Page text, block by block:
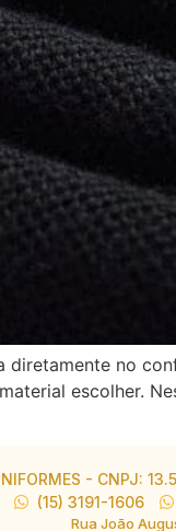
diretamente no
escolher.
- CNPJ:
(15) 3191-1606
Rua João